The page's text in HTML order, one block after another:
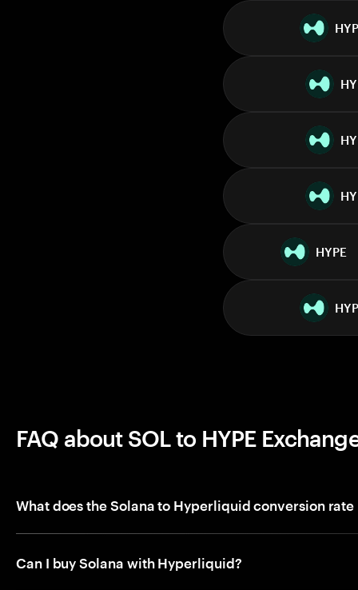
HYPE
FAQ about SOL to HYPE
What does the Solana to Hyperliquid conversion rate
Can I buy Solana with Hyperliquid?